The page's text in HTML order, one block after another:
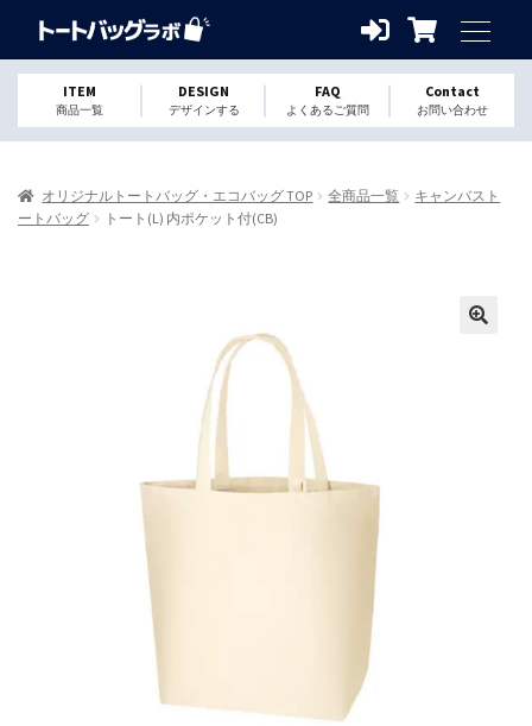
ITEM
商品一覧
DESIGN
デザインする
FAQ
よくあるご質問
Contact
お問い合わせ
オリジナルトートバッグ・エコバッグ TOP 全商品一覧
キャンバスト
ートバッグ
トート(L) 内ポケット付(CB)